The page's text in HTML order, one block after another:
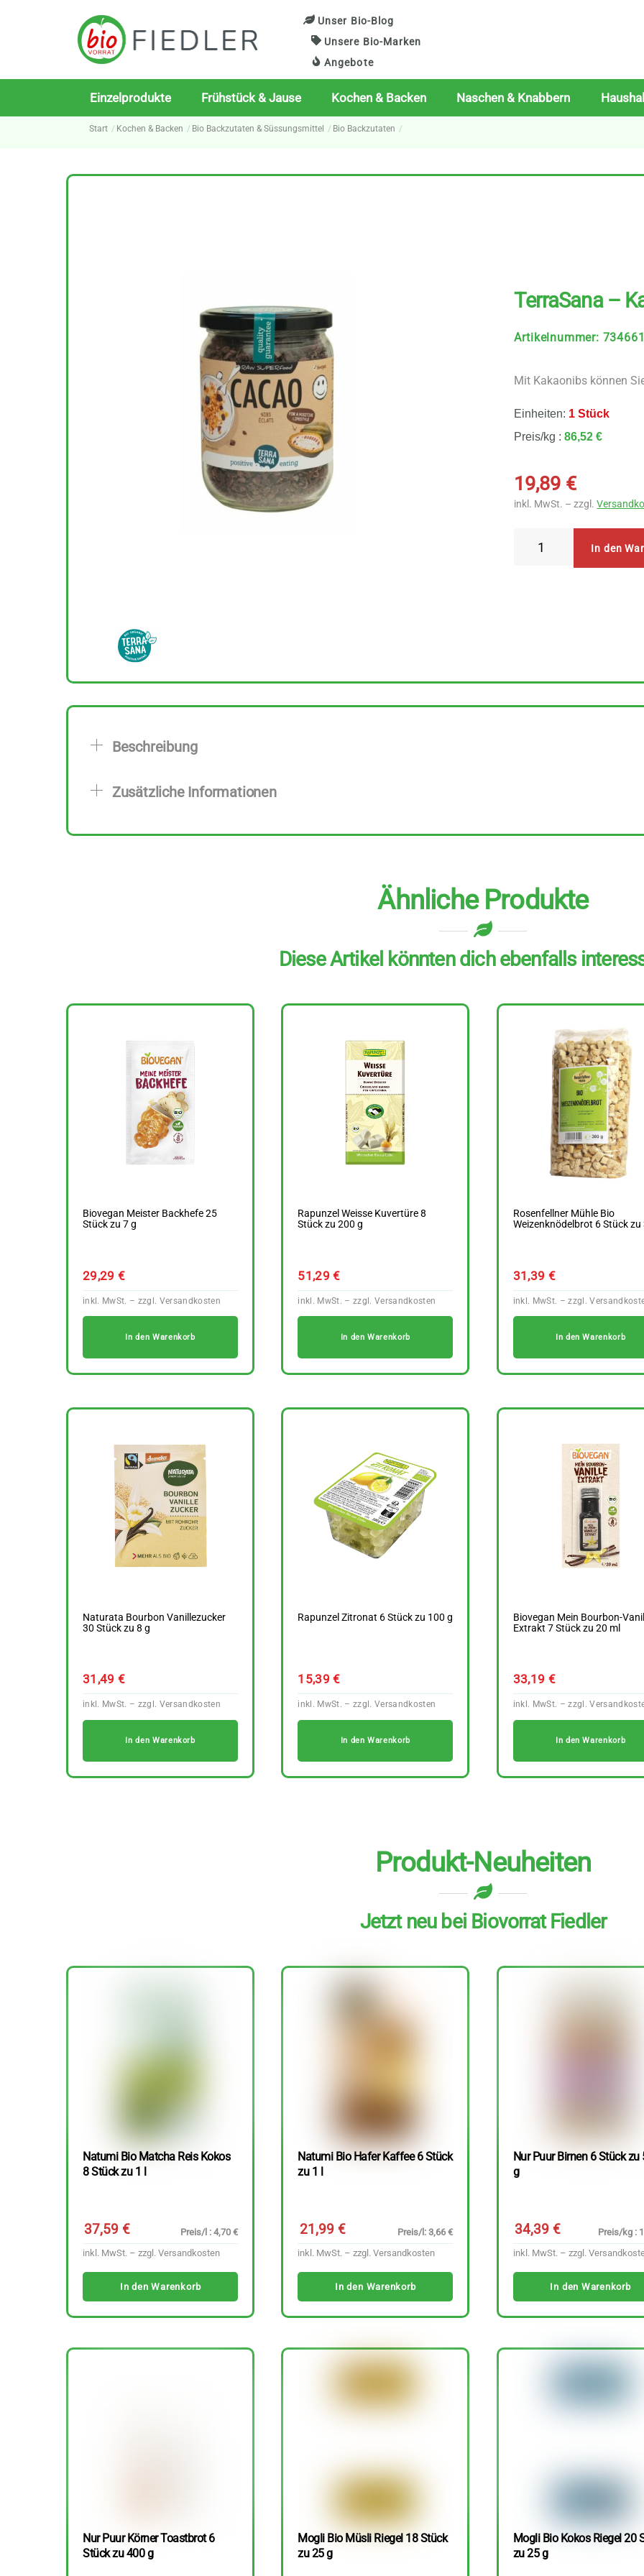
Unser Bio-Blog
Unsere Bio-Marken
Angebote
Einzelprodukte Frühstück & Jause Kochen & Backen Naschen & Knabbern
Start Kochen & Backen Bio Backzutaten & Süssungsmittel Bio Backzutaten
TerraSana –
Artikelnummer:
Mit Kakaonibs können
Einheiten: 1 Stück
Preis/kg :86,52 €
19,89 €
inkl. MwSt. – zzgl.
In den
Beschreibung
Zusätzliche Informationen
Ähnliche Produkte
Diese Artikel könnten dich ebenfalls
Biovegan Meister Backhefe 25
Stück zu 7 g
29,29€
In den Warenkorb
Rapunzel Weisse Kuvertüre 8
Stück zu 200 g
51,29€
In den Warenkorb
Rosenfellner Mühle Bio
Weizenknödelbrot 6 Stück zu
31,39 €
In den Warenkorb
Naturata Bourbon Vanillezucker
30 Stück zu 8 g
31,49€
In den Warenkorb
Rapunzel Zitronat 6 Stück zu 100 g
15,39€
In den Warenkorb
Biovegan Mein Bourbon-
Extrakt 7 Stück zu 20 ml
33,19 €
In den Warenkorb
Produkt-Neuheiten
Jetzt neu bei Biovorrat Fiedler
Natumi Bio Matcha Reis Kokos
8 Stück zu 1 l
37,59€
Preis/l : 4,70 €
inkl. MwSt. – zzgl. Versandkosten
In den Warenkorb
Natumi Bio Hafer Kaffee 6 Stück
zu 1 l
21,99 €
Preis/l: 3,66 €
inkl. MwSt. – zzgl.Versandkosten
In den Warenkorb
Nur Puur Birnen 6 Stück zu
g
34,39 €
Preis/kg :
inkl. MwSt. – zzgl.
In den Warenkorb
Nur Puur Körner Toastbrot 6
Stück zu 400 g
Mogli Bio Müsli Riegel 18 Stück
zu 25 g
Mogli Bio Kokos Riegel 20
zu 25 g